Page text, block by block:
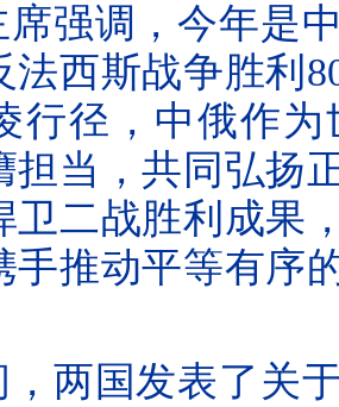
席强调，今年是
法西斯战争胜利
行径，中俄作
担当，共同弘扬
卫二战胜利成果
手推动平等有序
两国发表了关